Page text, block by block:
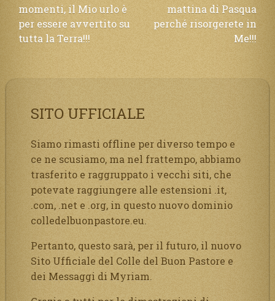
articoli
momenti, il Mio urlo è
per essere avvertito su
tutta la Terra!!!
mattina di Pasqua
perché risorgerete in
Me!!!
SITO UFFICIALE
Siamo rimasti offline per diverso tempo e
ce ne scusiamo, ma nel frattempo, abbiamo
trasferito e raggruppato i vecchi siti, che
potevate raggiungere alle estensioni .it,
.com, .net e .org, in questo nuovo dominio
colledelbuonpastore.eu.
Pertanto, questo sarà, per il futuro, il nuovo
Sito Ufficiale del Colle del Buon Pastore e
dei Messaggi di Myriam.